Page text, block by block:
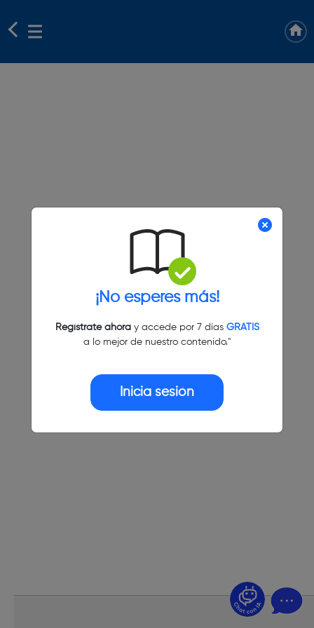
¡No esperes más!
Regístrate ahoray accede por 7 días GRATIS
a lo mejor de nuestro contenido."
Inicia sesión